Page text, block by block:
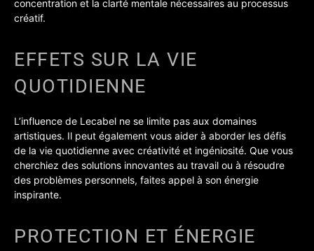
concentration et la clarté mentale nécessaires au processus
créatif.
EFFETS SUR LA VIE
QUOTIDIENNE
L’influence de Lecabel ne se limite pas aux domaines
artistiques. Il peut également vous aider à aborder les défis
de la vie quotidienne avec créativité et ingéniosité. Que vous
cherchiez des solutions innovantes au travail ou à résoudre
des problèmes personnels, faites appel à son énergie
inspirante.
PROTECTION ET ÉNERGIE